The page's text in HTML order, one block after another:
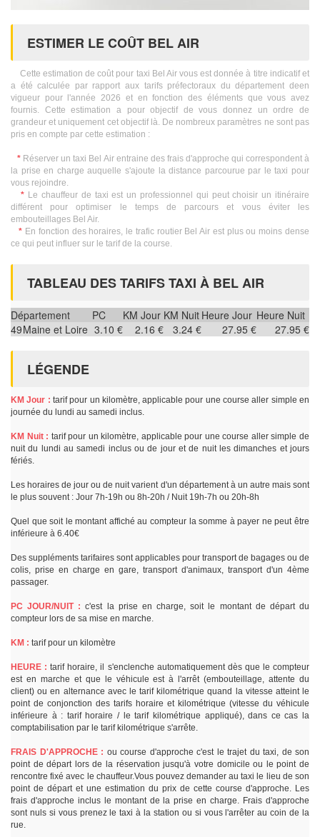
ESTIMER LE COÛT BEL AIR
Cette estimation de coût pour taxi Bel Air vous est donnée à titre indicatif et
a été calculée par rapport aux tarifs préfectoraux du département deen
vigueur pour l'année 2026 et en fonction des éléments que vous avez
fournis. Cette estimation a pour objectif de vous donnez un ordre de
grandeur et uniquement cet objectif là. De nombreux paramètres ne sont pas
pris en compte par cette estimation :
* Réserver un taxi Bel Air entraine des frais d'approche qui correspondent à
la prise en charge auquelle s'ajoute la distance parcourue par le taxi pour
vous rejoindre.
* Le chauffeur de taxi est un professionnel qui peut choisir un itinéraire
différent pour optimiser le temps de parcours et vous éviter les
embouteillages Bel Air.
* En fonction des horaires, le trafic routier Bel Air est plus ou moins dense
ce qui peut influer sur le tarif de la course.
TABLEAU DES TARIFS TAXI À BEL AIR
Département PC KM Jour KM Nuit Heure Jour Heure Nuit
49Maine et Loire 3.10 € 2.16 € 3.24 € 27.95 € 27.95 €
LÉGENDE
KM Jour : tarif pour un kilomètre, applicable pour une course aller simple en
journée du lundi au samedi inclus.
KM Nuit : tarif pour un kilomètre, applicable pour une course aller simple de
nuit du lundi au samedi inclus ou de jour et de nuit les dimanches et jours
fériés.
Les horaires de jour ou de nuit varient d'un département à un autre mais sont
le plus souvent : Jour 7h-19h ou 8h-20h / Nuit 19h-7h ou 20h-8h
Quel que soit le montant affiché au compteur la somme à payer ne peut être
inférieure à 6.40€
Des suppléments tarifaires sont applicables pour transport de bagages ou de
colis, prise en charge en gare, transport d'animaux, transport d'un 4ème
passager.
PC JOUR/NUIT : c'est la prise en charge, soit le montant de départ du
compteur lors de sa mise en marche.
KM : tarif pour un kilomètre
HEURE : tarif horaire, il s'enclenche automatiquement dès que le compteur
est en marche et que le véhicule est à l'arrêt (embouteillage, attente du
client) ou en alternance avec le tarif kilométrique quand la vitesse atteint le
point de conjonction des tarifs horaire et kilométrique (vitesse du véhicule
inférieure à : tarif horaire / le tarif kilométrique appliqué), dans ce cas la
comptabilisation par le tarif kilométrique s'arrête.
FRAIS D'APPROCHE : ou course d'approche c'est le trajet du taxi, de son
point de départ lors de la réservation jusqu'à votre domicile ou le point de
rencontre fixé avec le chauffeur.Vous pouvez demander au taxi le lieu de son
point de départ et une estimation du prix de cette course d'approche. Les
frais d'approche inclus le montant de la prise en charge. Frais d'approche
sont nuls si vous prenez le taxi à la station ou si vous l'arrêter au coin de la
rue.